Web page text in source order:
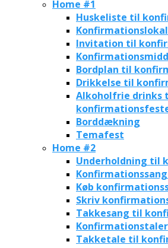
Home #1
Huskeliste til
Invitation til
Bordplan til
Drikkelse til
Alkoholfrie drinks
Borddækning
Temafest
Home #2
Underholdning til
Køb
Skriv
Takkesang til
Konfirmationstaler
Takketale til